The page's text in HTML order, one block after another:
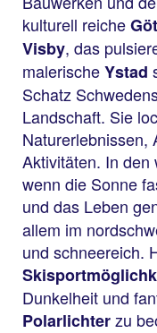
kulturell reiche
Visby, das
malerischeYstad
Schatz
Landschaft. Sie
Naturerlebnissen,
Aktivitäten. In den
wenn die Sonne
und das Leben
allem im
und schneereich.
Dunkelheit und
Polarlichterzu